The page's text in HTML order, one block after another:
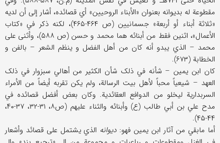
مقطوعة له بدیوانه بعنوان «الأبناء الروحیین» أي قصائده، أشار إلی أن لدیه
«ثلاثة أبناء أو أربعة» جسمانیین (ص ۴۶۴-۴۶۵)، لکنه ذکر في «کتاب
الأعمال»، اثنین فقط من أبنائه هما محمد و حسن (ص ۵۸۸)، وأثنی علی
محمد – الذي یبدو أنه کان من أهل الفضل و ینظم الشعر – بالفن و
الخطابة (۶۷۳).
کان ابن یمین – شأنه في ذلک شأن الکثیر من أهالي سبزوار في ذلک
العهد – شیعیاً محباً لأهل بیت الرسالة، ولم یکن تقربه أیضاً من الأمراء
السربداریة لیخلو من الدوافع العقائدیة. وکان بعض أفضل قصائده في
مدح علي بن أبي طالب (ع) وأبنائه والثناء علیهم (ص۸، ۳۱-۳۲، ۳۷-۴۰،
۴۴-۴۵).
أما مابقي من آثار ابن یمین فهو:دیوانه الذي یشتمل علی قصائد وأشعار